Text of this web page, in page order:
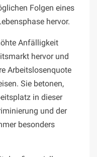
Folgen eines
hervor.
Anfälligkeit
hervor und
Arbeitslosenquote
Sie betonen,
in dieser
und der
besonders